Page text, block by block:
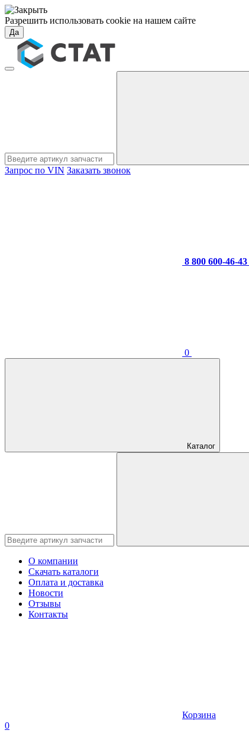
Разрешить использовать cookie на нашем сайте
Да
Запрос по VIN Заказать звонок
8 800 600-46-43
0
Каталог
О компании
Скачать каталоги
Оплата и доставка
Новости
Отзывы
Контакты
Корзина
0